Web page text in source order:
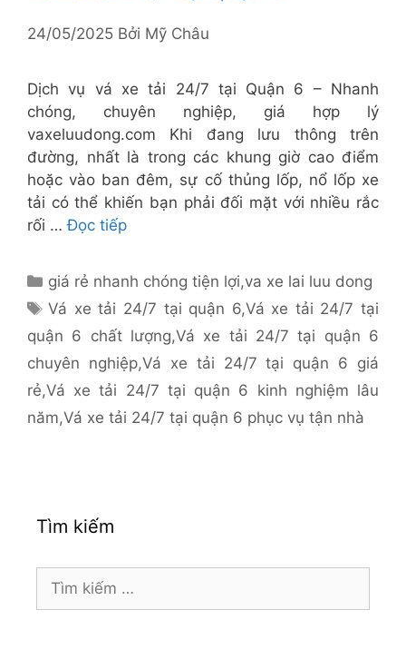
24/05/2025 Bởi Mỹ Châu
Dịch vụ vá xe tải 24/7 tại Quận 6 – Nhanh
chóng, chuyên nghiệp, giá hợp lý
vaxeluudong.com Khi đang lưu thông trên
đường, nhất là trong các khung giờ cao điểm
hoặc vào ban đêm, sự cố thủng lốp, nổ lốp xe
tải có thể khiến bạn phải đối mặt với nhiều rắc
rối …Đọc tiếp
Danh
mục
giá rẻ nhanh chóng tiện lợi,va xe lai luu dong
Thẻ
Vá xe tải 24/7 tại quận 6,Vá xe tải 24/7 tại
quận 6 chất lượng,Vá xe tải 24/7 tại quận 6
chuyên nghiệp,Vá xe tải 24/7 tại quận 6 giá
rẻ,Vá xe tải 24/7 tại quận 6 kinh nghiệm lâu
năm,Vá xe tải 24/7 tại quận 6 phục vụ tận nhà
Tìm kiếm
Tìm
kiếm